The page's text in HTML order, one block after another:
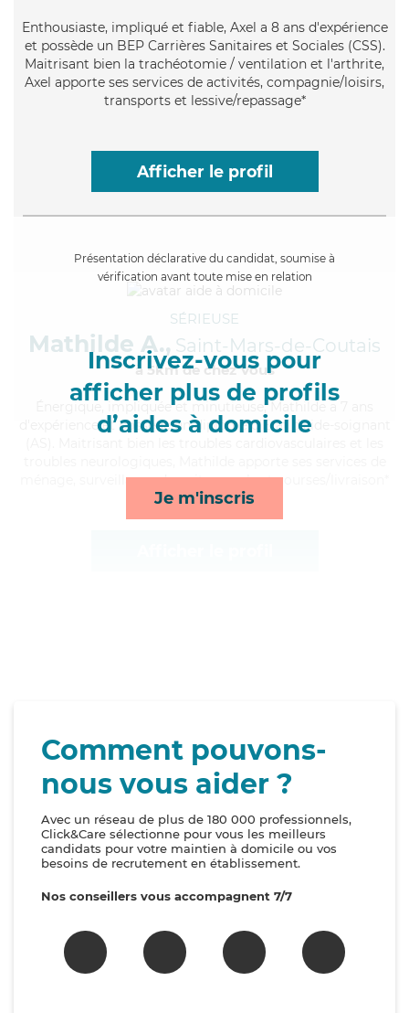
Enthousiaste, impliqué et fiable, Axel a 8 ans d'expérience
et possède un BEP Carrières Sanitaires et Sociales (CSS).
Maitrisant bien la trachéotomie / ventilation et l'arthrite,
Axel apporte ses services de activités, compagnie/loisirs,
transports et lessive/repassage*
Afficher le profil
Présentation déclarative du candidat, soumise à
vérification avant toute mise en relation
Inscrivez-vous pour
afficher plus de profils
d’aides à domicile
Je m'inscris
SÉRIEUSE
Mathilde A., Saint-Mars-de-Coutais
à 5km de chez Vous
, impliquée et minutieuse, Mathilde a 7 ans
d'expérience et possède un diplôme d'Etat d'aide-soignant
ménage, surveillance de nuit, rappels et courses/livraison*
Comment pouvons-
nous vous aider ?
Avec un réseau de plus de 180 000 professionnels,
Click&Care sélectionne pour vous les meilleurs
candidats pour votre maintien à domicile ou vos
besoins de recrutement en établissement.
Nos conseillers vous accompagnent 7/7